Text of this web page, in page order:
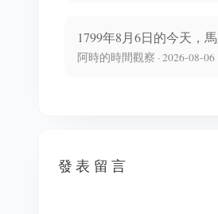
1799年8月6日的今天，
阿時的時間觀察 · 2026-08-06
發表留言